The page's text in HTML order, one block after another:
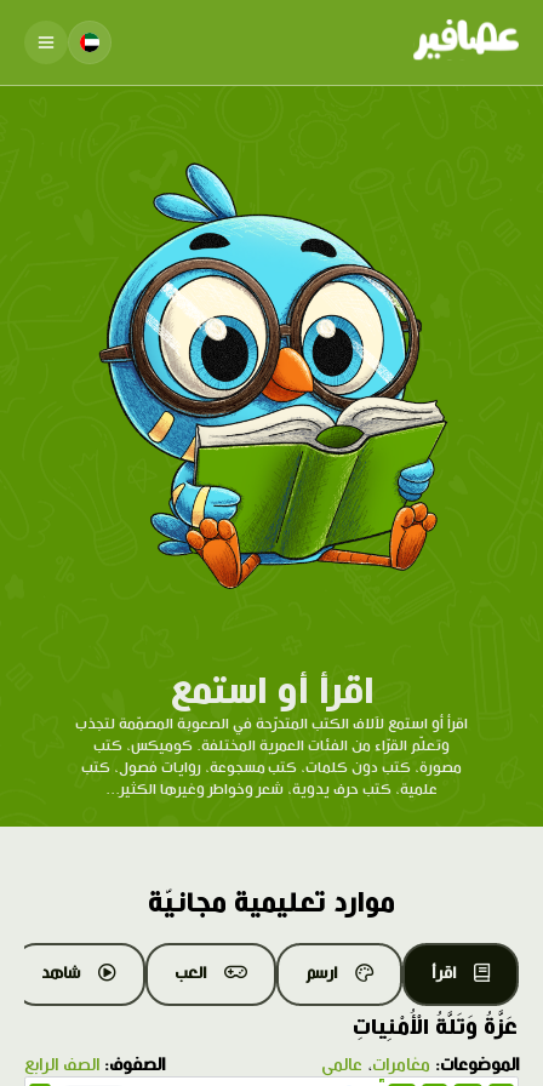
اقرأ أو استمع
اقرأ أو استمع لآلاف الكتب المتدرّحة في الصعوبة المصمّمة لتجذب
وتعلّم القرّاء من الفئات العمرية المختلفة. كوميكس، كتب
مصورة، كتب دون كلمات، كتب مسجوعة، روايات فصول، كتب
علمية، كتب حرف يدوية، شعر وخواطر وغيرها الكثير...
موارد تعليمية مجانيّة
اقرأ ارسم العب شاهد
عَزَّةُ وَتَلَّةُ الْأُمْنِياتِ
الموضوعات: مغامرات، عالمي الصفوف: الصف الرابع
1.0X